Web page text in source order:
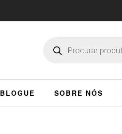
BLOGUE SOBRE NÓS